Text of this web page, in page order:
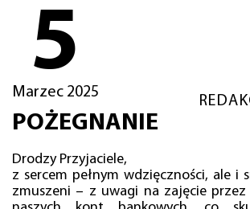
5
Marzec 2025
POŻEGNANIE
Drodzy Przyjaciele,
z sercem pełnym wdzięczności, ale i
zmuszeni – z uwagi na zajęcie przez